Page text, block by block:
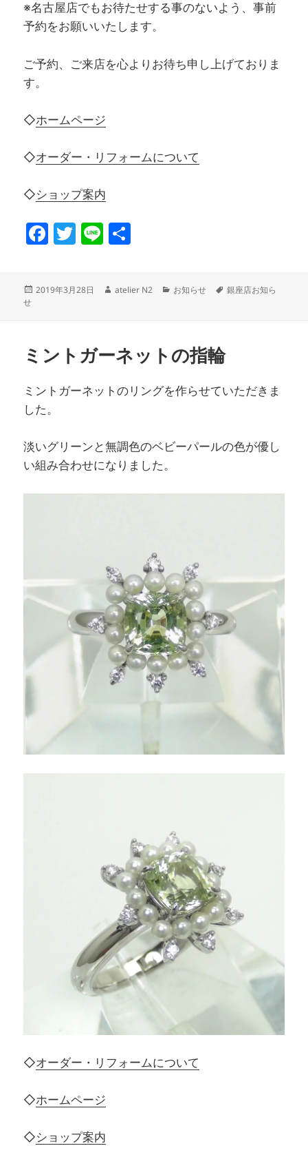
※名古屋店でもお待たせする事のないよう、事前
予約をお願いいたします。
ご予約、ご来店を心よりお待ち申し上げておりま
す。
◇ホームページ
◇オーダー・リフォームについて
◇ショップ案内
F
e
o
o
k
T
er
Li
投
2019年3月28日
作
atelier N2
カ
お知らせ
タ
銀座店お知ら
せ
ミントガーネットの指輪
ミントガーネットのリングを作らせていただきま
した。
淡いグリーンと無調色のベビーパールの色が優し
い組み合わせになりました。
◇オーダー・リフォームについて
◇ホームページ
◇ショップ案内